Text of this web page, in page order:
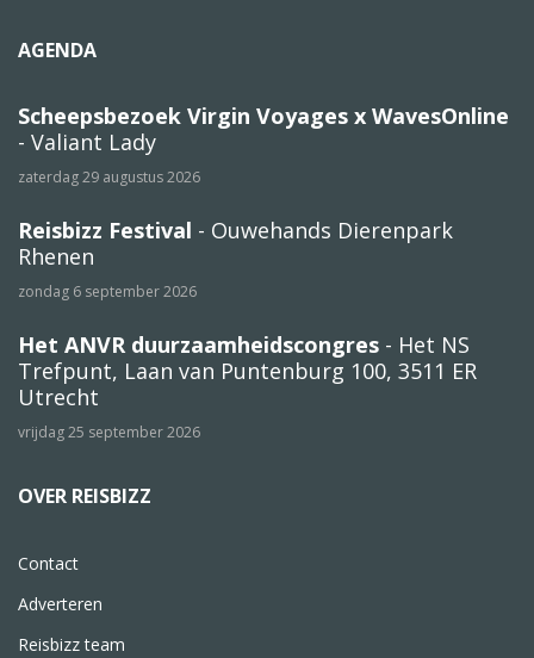
AGENDA
Scheepsbezoek Virgin Voyages x WavesOnline
- Valiant Lady
zaterdag 29 augustus 2026
Reisbizz Festival - Ouwehands Dierenpark
Rhenen
zondag 6 september 2026
Het ANVR duurzaamheidscongres - Het NS
Trefpunt, Laan van Puntenburg 100, 3511 ER
Utrecht
vrijdag 25 september 2026
OVER REISBIZZ
Contact
Adverteren
Reisbizz team